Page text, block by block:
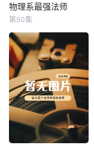
物理系最强法师
物理系最强法师
第50集